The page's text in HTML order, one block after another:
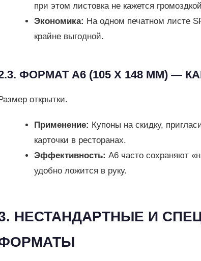
при этом листовка не кажется
Экономика: На одном печатном листе
крайне выгодной.
ФОРМАТ А6 (105 Х 148 ММ) —
открытки.
Применение: Купоны на скидку,
карточки в ресторанах.
Эффективность: А6 часто сохраняют
удобно ложится в руку.
НЕСТАНДАРТНЫЕ И